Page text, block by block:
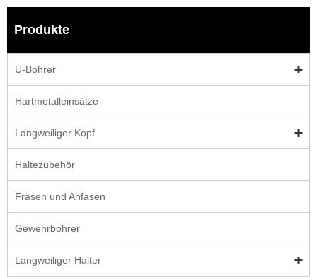
Produkte
U-Bohrer
Hartmetalleinsätze
Langweiliger Kopf
Haltezubehör
Fräsen und Anfasen
Gewehrbohrer
Langweiliger Halter